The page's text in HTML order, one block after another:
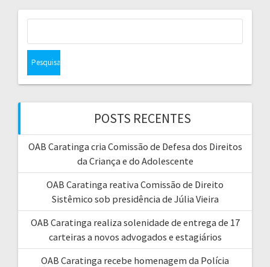
u
a
r
p
o
:
POSTS RECENTES
OAB Caratinga cria Comissão de Defesa dos Direitos
da Criança e do Adolescente
OAB Caratinga reativa Comissão de Direito
Sistêmico sob presidência de Júlia Vieira
OAB Caratinga realiza solenidade de entrega de 17
carteiras a novos advogados e estagiários
OAB Caratinga recebe homenagem da Polícia